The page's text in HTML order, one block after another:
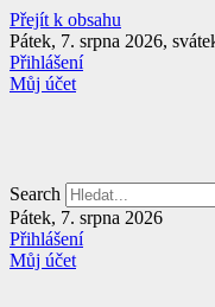
Přejít k obsahu
Pátek, 7. srpna 2026,
Přihlášení
Můj účet
Search
Pátek, 7. srpna 2026
Přihlášení
Můj účet